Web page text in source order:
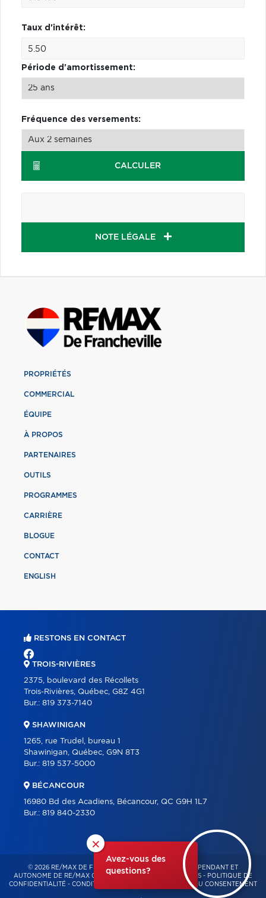
Taux d'intérêt:
Période d'amortissement:
Fréquence des versements:
CALCULER
NOTE LÉGALE
×
Avez-vous des
questions?
PROPRIÉTÉS
COMMERCIAL
ÉQUIPE
À PROPOS
PARTENAIRES
OUTILS
PROGRAMMES
CARRIÈRE
BLOGUE
CONTACT
ENGLISH
RESTONS EN CONTACT
TROIS-RIVIÈRES
2375, boulevard des Récollets
Trois-Rivières, Québec, G8Z 4G1
Bur.: 819 373-7140
SHAWINIGAN
1265, rue Trudel, bureau 1
Shawinigan, Québec, G9N 8T3
Bur.: 819 537-5000
BÉCANCOUR
16980 Bd des Acadiens, Bécancour, QC G9H 1L7
Bur.: 819 840-2330
© 2026 RE/MAX DE FRANCHEVILLE – FRANCHISÉ INDÉPENDANT ET
AUTONOME DE RE/MAX QUÉBEC – TOUS DROITS RÉSERVÉS - POLITIQUE DE
CONFIDENTIALITÉ - CONDITIONS D'UTILISATION GESTION DU CONSENTEMENT